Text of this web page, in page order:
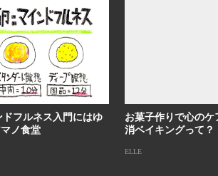
ドフルネス入門にはゆ
ノ食堂
お菓子作りで心の
消ベイキングって？
ELLE